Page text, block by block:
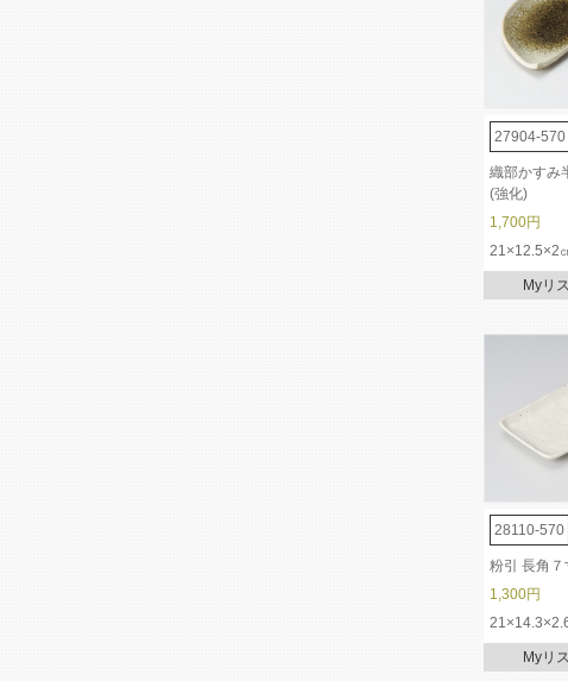
27904-570
織部かすみ
(強化)
1,700円
21×12.5×2
Myリ
28110-570
粉引 長角７
1,300円
Myリ